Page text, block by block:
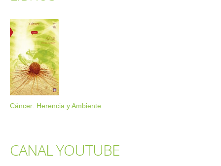
Cáncer: Herencia y Ambiente
CANAL YOUTUBE